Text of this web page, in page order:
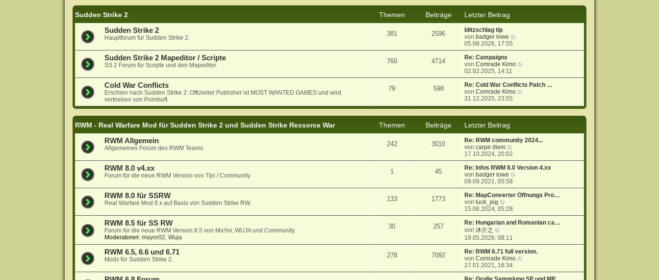
i
g
e
i
g
Sudden Strike 2 Themen Beiträge
Letzter Beitrag
Sudden Strike 2
Hauptforum für Sudden Strike 2.
381 2596
blitzschlag tip
von badger lowe
u
s
e
r
B
i
g
05.08.2026, 17:55
Sudden Strike 2 Mapeditor / Scripte
SS 2 Forum für Scripte und den Mapeditor.
760 4714
Re: Campaigns
vonComrade Kimo
u
e
e
i
g
02.02.2025, 14:11
Cold War Conflicts
Erschien nach Sudden Strike 2. Offizieller Publisher ist MOST WANTED GAMES und wird
vertrieben von Pointsoft.
79 598
Re: Cold War Conflicts Patch …
vonComrade Kimo
u
e
r
i
t
g
31.12.2025, 23:55
RWM - Real Warfare Mod für Sudden Strike 2 und Sudden Strike Ressorce War Themen Beiträge
Letzter Beitrag
RWM Allgemein
Allgemeines Forum des RWM Teams.
242 3010
Re: RWM community 2024...
voncarpe diem
u
e
s
e
r
i
t
g
17.10.2024, 20:02
RWM 8.0 v4.xx
Forum für die neue RWM Version von Tijn / Community.
1 45
Re: Infos RWM 8.0 Version 4.xx
von badger lowe
u
e
e
r
i
t
r
g
09.09.2021, 05:58
RWM 8.0 für SSRW
Real Warfare Mod 8.x auf Basis von Sudden Strike RW.
133 1773
Re: MapConverter Öffnungs Pro…
von luck_pig
e
u
e
t
e
r
B
e
i
t
15.06.2024, 05:28
RWM 8.5 für SS RW
Forum für die neue RWM Version 8.5 von MaYor, WUJA und Community.
Moderatoren: mayor02, Wuja
30 257
Re: Hungarian and Romanian ca…
von沐介之
e
u
e
s
t
e
r
19.05.2026, 08:11
RWM 6.5, 6.6 und 6.71
Mods für Sudden Strike 2.
278 7092
Re: RWM 6.71 full version.
vonComrade Kimo
u
27.01.2021, 16:34